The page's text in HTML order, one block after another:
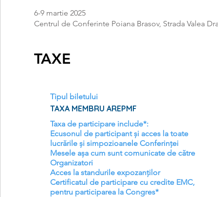
6-9 martie 2025
Centrul de Conferinte Poiana Brasov, Strada Valea
TAXE
Tipul biletului
TAXA MEMBRU AREPMF
Taxa de participare include*:
Ecusonul de participant și acces la toate
lucrările și simpozioanele Conferinței
Mesele așa cum sunt comunicate de către
Organizatori
Acces la standurile expozanților
Certificatul de participare cu credite EMC,
pentru participarea la Congres*